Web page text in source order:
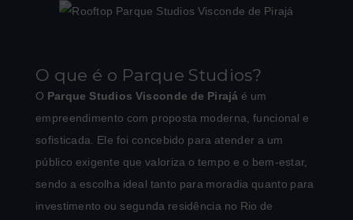
O que é o Parque Studios?
O Parque Studios Visconde de Pirajá é um
empreendimento com proposta moderna, funcional e
sofisticada. Ele foi concebido para atender a um
público exigente que valoriza o tempo e o bem-estar,
sendo a escolha ideal tanto para moradia quanto para
investimento ou segunda residência no Rio de